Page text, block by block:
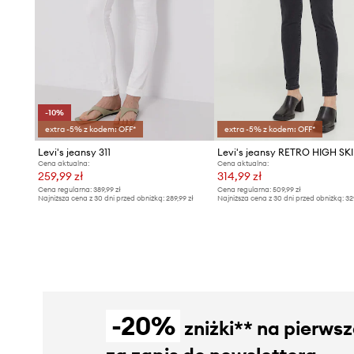
-10%
extra -5% z kodem: OFF*
Levi's jeansy 311
Cena aktualna:
259,99 zł
Cena regularna: 389,99 zł
Najniższa cena z 30 dni przed obniżką: 289,99 zł
extra -5% z kodem: OFF*
Levi's jeansy RETRO HIGH
Cena aktualna:
314,99 zł
Cena regularna:509,99 zł
Najniższa cena z 30 dni przed obniżką:
-20% zniżki** na